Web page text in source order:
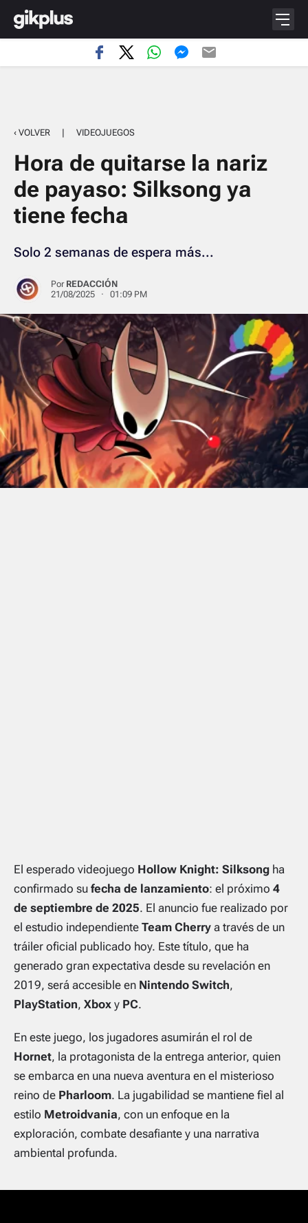
‹ VOLVER | VIDEOJUEGOS
Hora de quitarse la nariz
de payaso: Silksong ya
tiene fecha
Solo 2 semanas de espera más...
Por REDACCIÓN
21/08/2025 · 01:09 PM
El esperado videojuego Hollow Knight: Silksong ha
confirmado su fecha de lanzamiento: el próximo 4
de septiembre de 2025. El anuncio fue realizado por
el estudio independiente Team Cherry a través de un
tráiler oficial publicado hoy. Este título, que ha
generado gran expectativa desde su revelación en
2019, será accesible en Nintendo Switch,
PlayStation, Xbox y PC.
En este juego, los jugadores asumirán el rol de
Hornet, la protagonista de la entrega anterior, quien
se embarca en una nueva aventura en el misterioso
reino de Pharloom. La jugabilidad se mantiene fiel al
estilo Metroidvania, con un enfoque en la
exploración, combate desafiante y una narrativa
ambiental profunda.